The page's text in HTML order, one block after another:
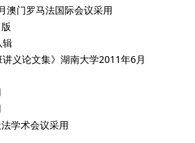
澳门罗马法国际会议采用
辑
义论文集》湖南大学2011年6月
学术会议采用